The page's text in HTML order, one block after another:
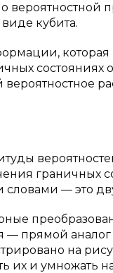
кубита.
которая
состояниях
граничных
— это
— прямой
на
их и умножать